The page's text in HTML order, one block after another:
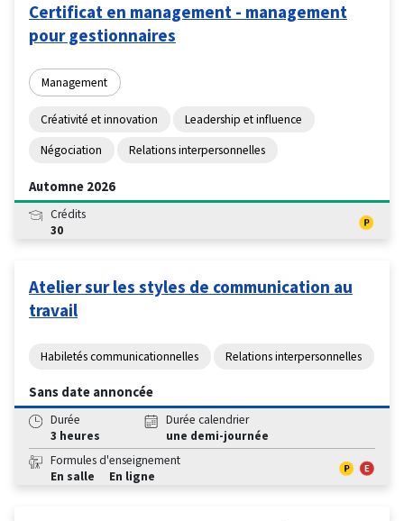
Certificat en management - management
pour gestionnaires
Management
Créativité et innovation Leadership et influence
Négociation Relations interpersonnelles
Automne 2026
Crédits
30
Atelier sur les styles de communication au
travail
Habiletés communicationnelles Relations interpersonnelles
Sans date annoncée
Durée
3 heures
Durée calendrier
une demi-journée
Formules d'enseignement
En salle
En ligne